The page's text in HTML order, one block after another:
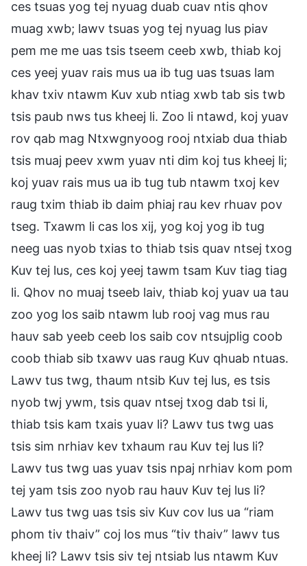
ces tsuas yog tej nyuag duab cuav ntis qhov
muag xwb; lawv tsuas yog tej nyuag lus piav
pem me me uas tsis tseem ceeb xwb, thiab koj
ces yeej yuav rais mus ua ib tug uas tsuas lam
khav txiv ntawm Kuv xub ntiag xwb tab sis twb
tsis paub nws tus kheej li. Zoo li ntawd, koj yuav
rov qab mag Ntxwgnyoog rooj ntxiab dua thiab
tsis muaj peev xwm yuav nti dim koj tus kheej li;
koj yuav rais mus ua ib tug tub ntawm txoj kev
raug txim thiab ib daim phiaj rau kev rhuav pov
tseg. Txawm li cas los xij, yog koj yog ib tug
neeg uas nyob txias to thiab tsis quav ntsej txog
Kuv tej lus, ces koj yeej tawm tsam Kuv tiag tiag
li. Qhov no muaj tseeb laiv, thiab koj yuav ua tau
zoo yog los saib ntawm lub rooj vag mus rau
hauv sab yeeb ceeb los saib cov ntsujplig coob
coob thiab sib txawv uas raug Kuv qhuab ntuas.
Lawv tus twg, thaum ntsib Kuv tej lus, es tsis
nyob twj ywm, tsis quav ntsej txog dab tsi li,
thiab tsis kam txais yuav li? Lawv tus twg uas
tsis sim nrhiav kev txhaum rau Kuv tej lus li?
Lawv tus twg uas yuav tsis npaj nrhiav kom pom
tej yam tsis zoo nyob rau hauv Kuv tej lus li?
Lawv tus twg uas tsis siv Kuv cov lus ua “riam
phom tiv thaiv” coj los mus “tiv thaiv” lawv tus
kheej li? Lawv tsis siv tej ntsiab lus ntawm Kuv